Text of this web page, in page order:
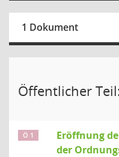
1 Dokument
Öffentlicher
Ö 1
Eröffnung
der